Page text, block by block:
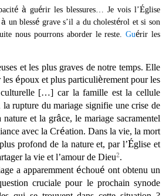
é à guérir les blessures… Je vois l’Église
àun blessé grave s’il a du cholestérol et si son
nous pourrons aborder le reste.Guérir les
et les plus graves de notre temps. Elle
les époux et plus particulièrement pour les
[…] car la famille est la cellule
la rupture du mariage signifie une crise de
nature et la grâce, le mariage sacramentel
avec la Création. Dans la vie, la mort
profond de la nature et, par l’Église et
la vie et l’amour de Dieu2.
a apparemmentéchoué ont obtenu un
cruciale pour le prochain synode